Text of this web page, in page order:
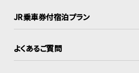
JR乗車券付宿泊プラン
よくあるご質問